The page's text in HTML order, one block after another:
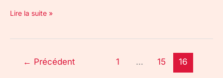
Lire la suite »
← Précédent 1 … 15 16